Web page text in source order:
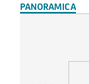
PANORAMICA